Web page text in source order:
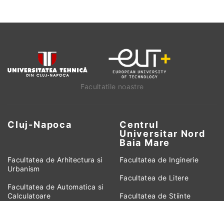
Facultatile noastre
Cluj-Napoca
Centrul
Universitar Nord
Baia Mare
Facultatea de Arhitectura si
Urbanism
Facultatea de Automatica si
Calculatoare
Facultatea de Inginerie
Facultatea de Litere
Facultatea de Stiinte